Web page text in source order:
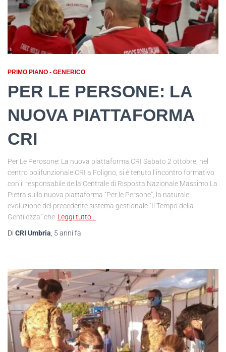
PRIMO PIANO - GENERICO
PER LE PERSONE: LA
NUOVA PIATTAFORMA
CRI
Per Le Perosone: La nuova piattaforma CRI Sabato 2 ottobre, nel
centro polifunzionale CRI a Foligno, si è tenuto l’incontro formativo
con il responsabile della Centrale di Risposta Nazionale Massimo La
Pietra sulla nuova piattaforma “Per le Persone”, la naturale
evoluzione del precedente sistema gestionale “Il Tempo della
Gentilezza” che Leggi tutto…
Di CRI Umbria 5 anni fa